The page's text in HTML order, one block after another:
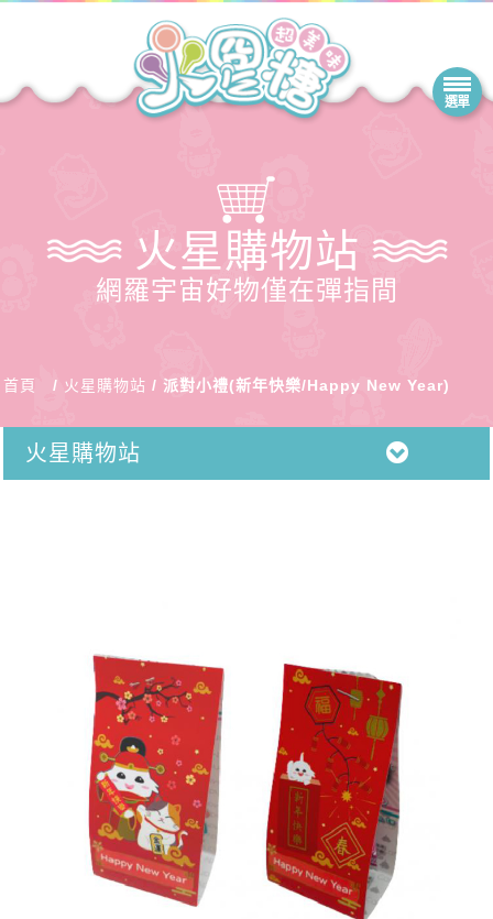
火星購物站
網羅宇宙好物僅在彈指間
首頁 火星購物站 派對小禮(新年快樂/Happy New Year)
火星購物站